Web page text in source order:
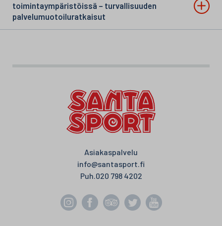
toimintaympäristöissä – turvallisuuden
palvelumuotoiluratkaisut
Asiakaspalvelu
info@santasport.fi
Puh.020 798 4202